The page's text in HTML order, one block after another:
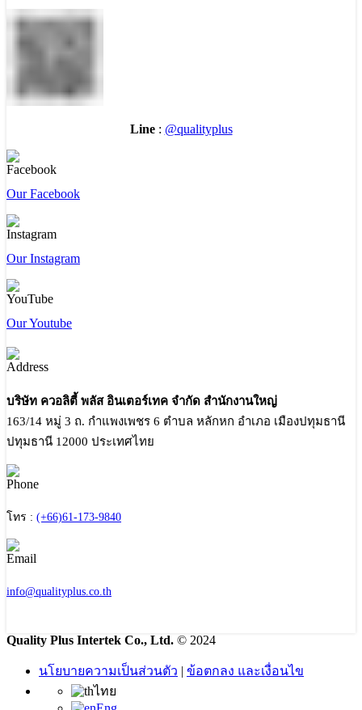
Line: @qualityplus
Our Facebook
Our Instagram
Our Youtube
บริษัท ควอลิตี้ พลัส อินเตอร์เทค จำกัด สำนักงานใหญ่
163/14 หมู่ 3 ถ. กำแพงเพชร 6 ตำบล หลักหก อำเภอ เมืองปทุมธานี
ปทุมธานี 12000 ประเทศไทย
โทร : (+66)61-173-9840
info@qualityplus.co.th
Quality Plus Intertek Co., Ltd. © 2024
นโยบายความเป็นส่วนตัว | ข้อตกลง และเงื่อนไข
ไทย